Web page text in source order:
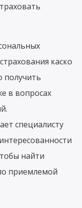
каско
получить
в вопросах
специалисту
найти
приемлемой